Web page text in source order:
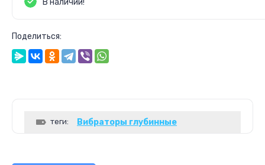
Поделиться:
теги: Вибраторы глубинные